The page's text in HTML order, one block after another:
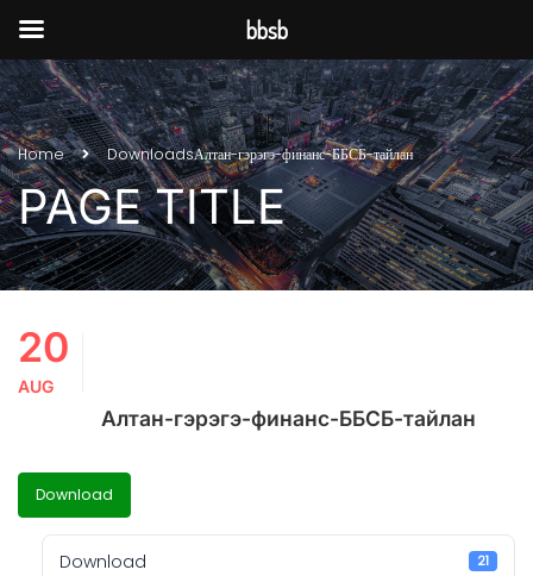
Home DownloadsАлтан-гэрэгэ-финанс-ББСБ-тайлан
PAGE TITLE
20
AUG
Алтан-гэрэгэ-финанс-ББСБ-тайлан
Download
Download 21
bbsb